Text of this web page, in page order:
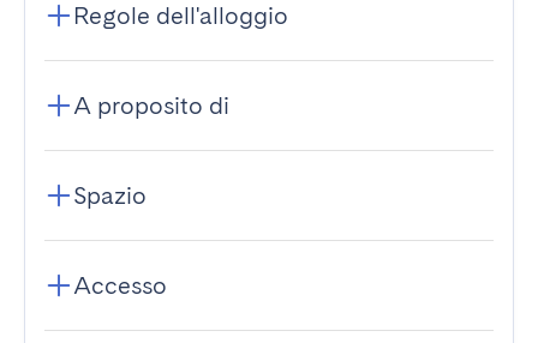
Regole dell'alloggio
A proposito di
Spazio
Accesso